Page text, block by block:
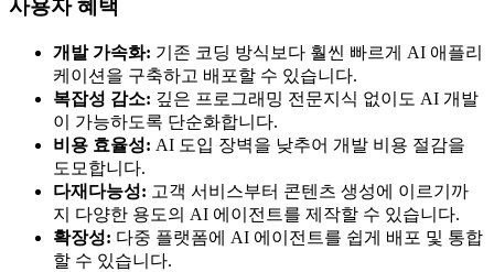
사용자 혜택
개발 가속화: 기존 코딩 방식보다 훨씬 빠르게 AI 애플리
케이션을 구축하고 배포할 수 있습니다.
복잡성 감소: 깊은 프로그래밍 전문지식 없이도 AI 개발
이 가능하도록 단순화합니다.
비용 효율성: AI 도입 장벽을 낮추어 개발 비용 절감을
도모합니다.
다재다능성: 고객 서비스부터 콘텐츠 생성에 이르기까
지 다양한 용도의 AI 에이전트를 제작할 수 있습니다.
확장성: 다중 플랫폼에 AI 에이전트를 쉽게 배포 및 통합
할 수 있습니다.